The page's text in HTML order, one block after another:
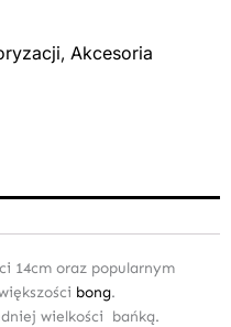
, Akcesoria
14cm oraz popularnym
bong.
wielkości bańką.